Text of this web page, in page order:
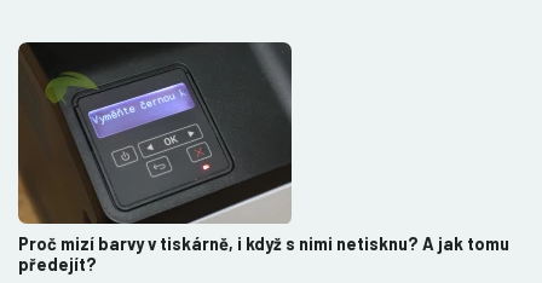
Proč mizí barvy v tiskárně, i když s nimi netisknu? A jak tomu
předejít?